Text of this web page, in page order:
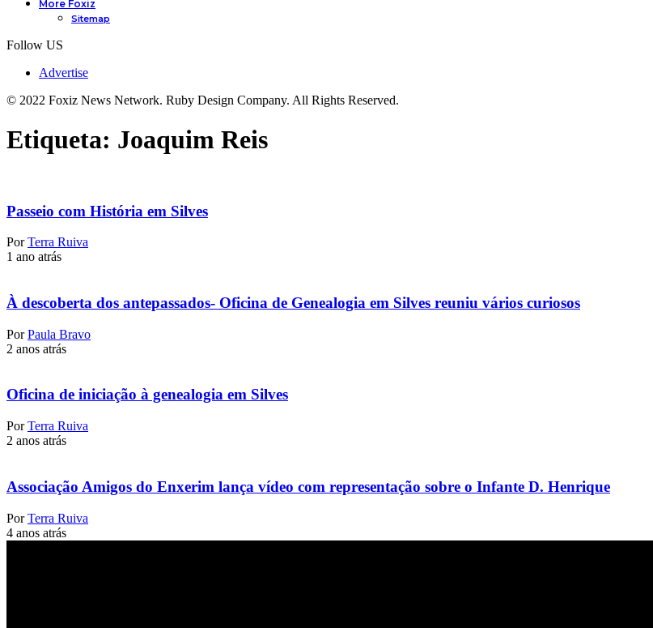
More Foxiz
Sitemap
Follow US
Advertise
© 2022 Foxiz News Network. Ruby Design Company. All Rights Reserved.
Etiqueta: Joaquim Reis
Passeio com História em Silves
Por Terra Ruiva
1 ano atrás
À descoberta dos antepassados- Oficina de Genealogia em Silves reuniu vários curiosos
Por Paula Bravo
2 anos atrás
Oficina de iniciação à genealogia em Silves
Por Terra Ruiva
2 anos atrás
Associação Amigos do Enxerim lança vídeo com representação sobre o Infante D. Henrique
Por Terra Ruiva
4 anos atrás